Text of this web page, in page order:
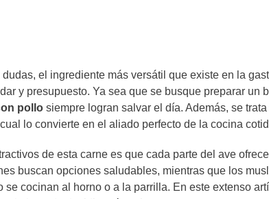
el ingrediente más versátil que existe en la
y presupuesto. Ya sea que se busque preparar
pollo siempre logran salvar el día. Además, se
lo convierte en el aliado perfecto de la cocina
de esta carne es que cada parte del ave
buscan opciones saludables, mientras que los
se cocinan al horno o a la parrilla. En este extenso